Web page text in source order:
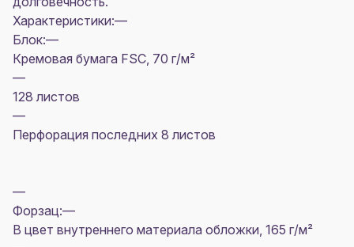
Характеристики:—
Блок:—
Кремовая бумага FSC, 70 г/м²
—
128 листов
—
Перфорация последних 8 листов
—
Форзац:—
В цвет внутреннего материала обложки, 165 г/м²